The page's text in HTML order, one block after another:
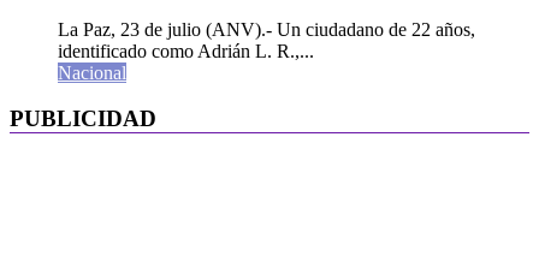
La Paz, 23 de julio (ANV).- Un ciudadano de 22 años,
identificado como Adrián L. R.,...
Nacional
PUBLICIDAD